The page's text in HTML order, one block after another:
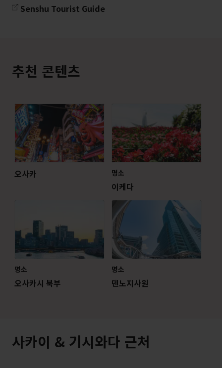
Senshu Tourist Guide
추천 콘텐츠
오사카 명소
이케다
명소
오사카시 북부
명소
덴노지사원
사카이 & 기시와다 근처